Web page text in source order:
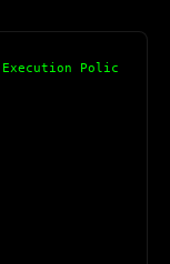
Polic